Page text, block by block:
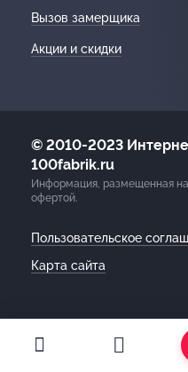
Вызов замерщика
Акции и скидки
© 2010-2023
100fabrik.ru
Информация, размещенная
офертой.
Пользовательское
Карта сайта